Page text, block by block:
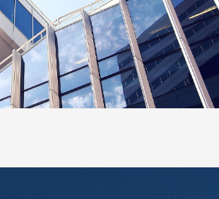
完美匹配无桶RO机，内置UV杀菌模块，TDS
值数显实时显示，温度显示，集成模块加热，
水电路分离，内置28重防护，故障自检控制系
统，缺水保护，防干烧，安全无忧；微...